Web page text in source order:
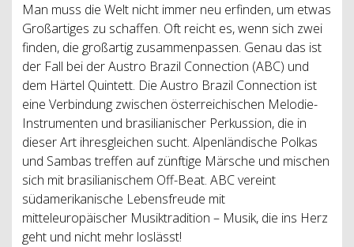
Man muss die Welt nicht immer neu erfinden, um etwas
Großartiges zu schaffen. Oft reicht es, wenn sich zwei
finden, die großartig zusammenpassen. Genau das ist
der Fall bei der Austro Brazil Connection (ABC) und
dem Härtel Quintett. Die Austro Brazil Connection ist
eine Verbindung zwischen österreichischen Melodie-
Instrumenten und brasilianischer Perkussion, die in
dieser Art ihresgleichen sucht. Alpenländische Polkas
und Sambas treffen auf zünftige Märsche und mischen
sich mit brasilianischem Off-Beat. ABC vereint
südamerikanische Lebensfreude mit
mitteleuropäischer Musiktradition – Musik, die ins Herz
geht und nicht mehr loslässt!